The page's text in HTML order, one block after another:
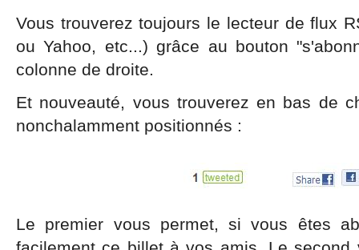
Vous trouverez toujours le lecteur de flux
ou Yahoo, etc...) grâce au bouton
colonne de droite.
Et nouveauté, vous trouverez en bas de
nonchalamment positionnés :
Le premier vous permet, si vous êtes